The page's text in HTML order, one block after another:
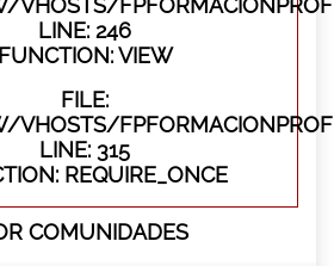
LINE: 246
FUNCTION: VIEW
FILE:
LINE: 315
REQUIRE_ONCE
COMUNIDADES